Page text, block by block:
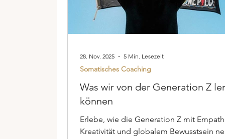
Was wir von der Generation Z
können
Erlebe, wie die Generation Z mit
Kreativität und globalem Bewusstsein
Somatisches Coaching
28. Nov. 2025 5 Min. Lesezeit